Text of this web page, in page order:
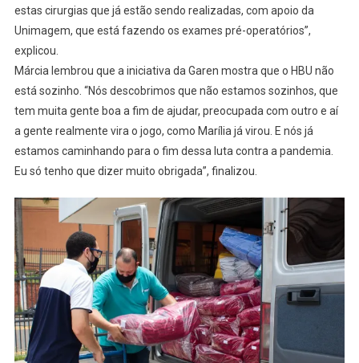
estas cirurgias que já estão sendo realizadas, com apoio da
Unimagem, que está fazendo os exames pré-operatórios”,
explicou.
Márcia lembrou que a iniciativa da Garen mostra que o HBU não
está sozinho. “Nós descobrimos que não estamos sozinhos, que
tem muita gente boa a fim de ajudar, preocupada com outro e aí
a gente realmente vira o jogo, como Marília já virou. E nós já
estamos caminhando para o fim dessa luta contra a pandemia.
Eu só tenho que dizer muito obrigada”, finalizou.